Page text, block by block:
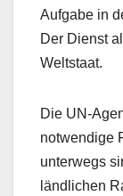
Aufgabe in
Der Dienst
Weltstaat.
Die UN-
notwendige
unterwegs
ländlichen